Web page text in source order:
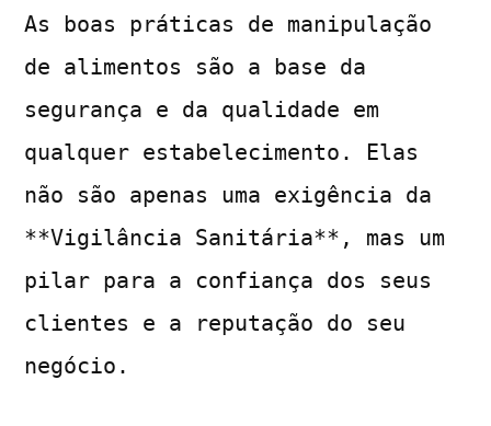
As boas práticas de manipulação
de alimentos são a base da
segurança e da qualidade em
qualquer estabelecimento. Elas
não são apenas uma exigência da
**Vigilância Sanitária**, mas um
pilar para a confiança dos seus
clientes e a reputação do seu
negócio.